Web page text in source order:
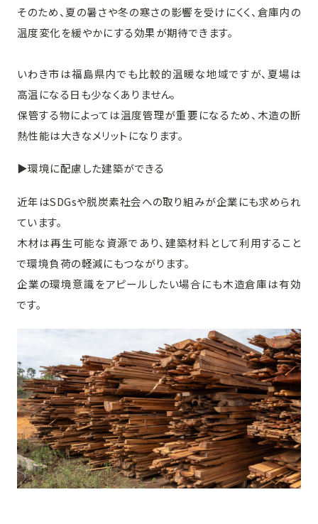
そのため、夏の暑さや冬の寒さの影響を受けにくく、倉庫内の
温度変化を緩やかにする効果が期待できます。
いわき市は福島県内でも比較的温暖な地域ですが、夏場は
高温になる日も少なくありません。
保管する物によっては温度管理が重要になるため、木造の断
熱性能は大きなメリットになります。
▶︎環境に配慮した建築ができる
近年はSDGsや脱炭素社会への取り組みが企業にも求められ
ています。
木材は再生可能な資源であり、建築材料として利用すること
で環境負荷の軽減にもつながります。
企業の環境意識をアピールしたい場合にも木造倉庫は有効
です。